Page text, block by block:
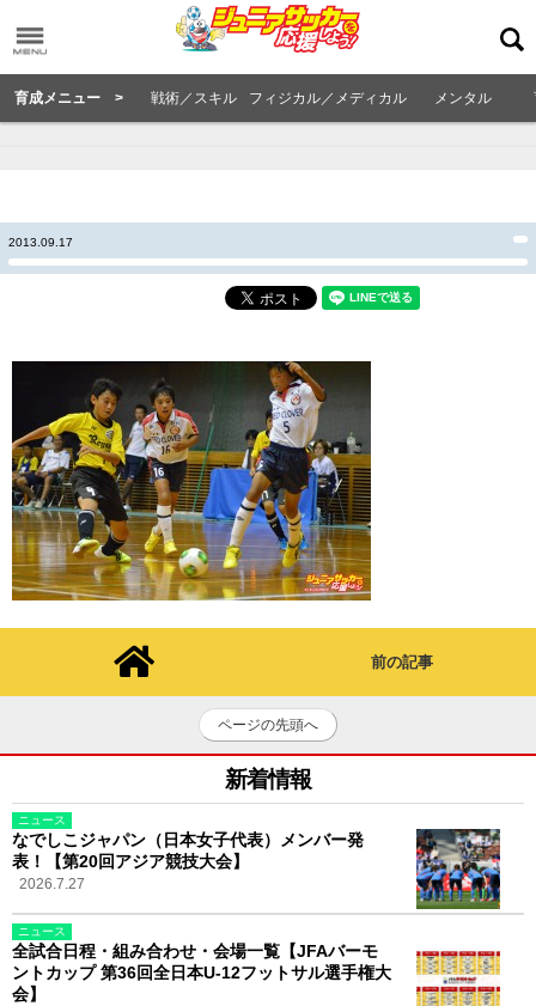
育成メニュー > 戦術／スキル フィジカル／メディカル メンタル
2013.09.17
前の記事
ページの先頭へ
新着情報
ニュース
なでしこジャパン（日本女子代表）メンバー発
表！【第20回アジア競技大会】
2026.7.27
ニュース
全試合日程・組み合わせ・会場一覧【JFAバーモ
ントカップ 第36回全日本U-12フットサル選手権大
会】